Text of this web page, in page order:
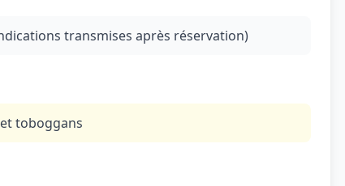
transmises après réservation)
toboggans